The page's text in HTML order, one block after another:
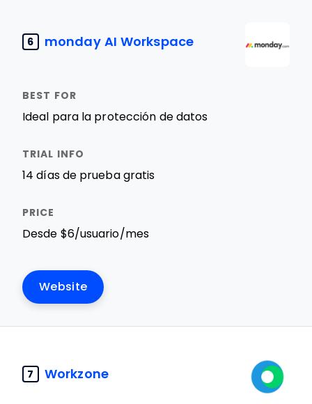
6 monday AI Workspace
Ideal para la protección de datos
14 días de prueba gratis
Desde $6/usuario/mes
Website
7 Workzone